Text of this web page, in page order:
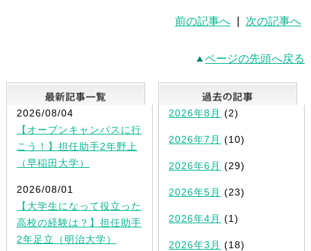
前の記事へ 次の記事へ
ページの先頭へ戻る
最新記事一覧
2026/08/04
【オープンキャンパスに行
こう！】担任助手2年野上
（早稲田大学）
2026/08/01
【大学生になって役立った
高校の経験は？】担任助手
2年足立（明治大学）
2026年8月 (2)
2026年7月 (10)
2026年6月 (29)
2026年5月 (23)
2026年4月 (1)
2026年3月 (18)